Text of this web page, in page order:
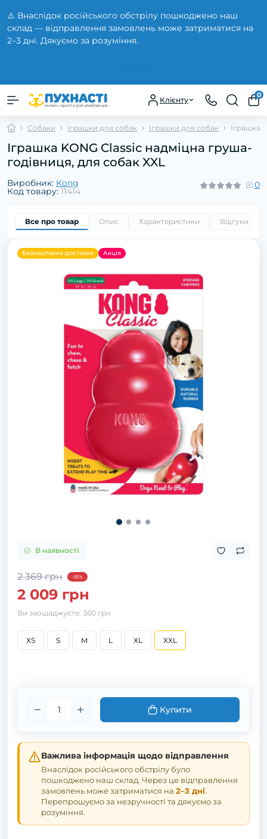
⚠️ Внаслідок російського обстрілу пошкоджено наш
склад — відправлення замовлень може затриматися на
2–3 дні. Дякуємо за розуміння.
Клієнту
0
Собаки Іграшки для собак Іграшки для собак Іграшка
Іграшка KONG Classic надміцна груша-
годівниця, для собак XXL
Виробник: Kong
Код товару: 11414
0
Все про товар Опис Характеристики Відгуки
Безкоштовна доставка Акція
В наявності
2 369 грн -15%
2 009 грн
Ви заощаджуєте: 360 грн
XS S M L XL XXL
Купити
Важлива інформація щодо відправлення
Внаслідок російського обстрілу було
пошкоджено наш склад. Через це відправлення
замовлень може затриматися на 2–3 дні.
Перепрошуємо за незручності та дякуємо за
розуміння.